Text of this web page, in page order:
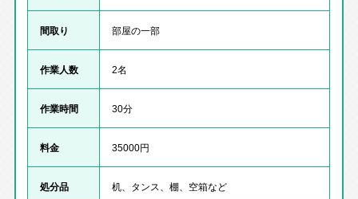
間取り 部屋の一部
作業人数 2名
作業時間 30分
料金 35000円
処分品 机、タンス、棚、空箱など